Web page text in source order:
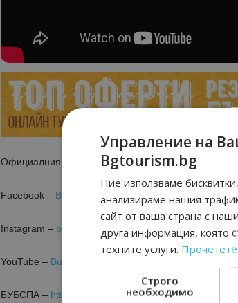
Oфициалния туристически портал –https://
Facebook – Bulgaria Travel
Instagram – bulgariatravelorg
YouTube – Bulgaria Travel
БУБСПА – https://www.bubspa.org
Управление на
Bgtourism.bg
Ние използваме
анализираме нашия
сайт от ваша страна с
друга информация, която
техните услуги.
Строго
необходимо